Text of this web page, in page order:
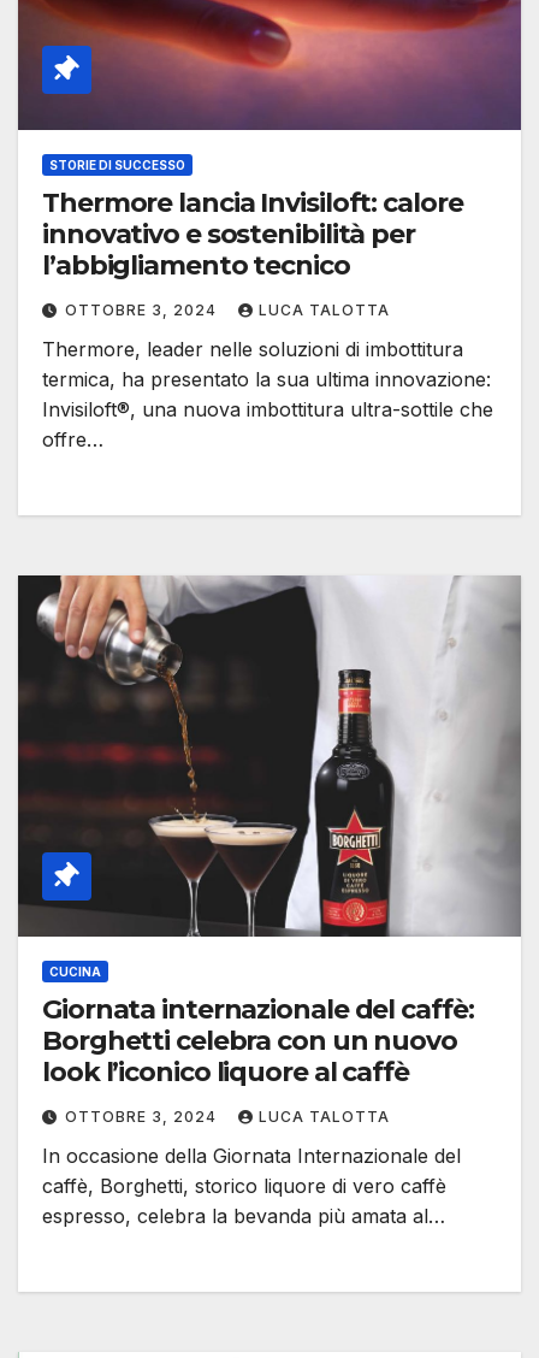
STORIE DI SUCCESSO
Thermore lancia Invisiloft: calore
innovativo e sostenibilità per
l’abbigliamento tecnico
OTTOBRE 3, 2024 LUCA TALOTTA
Thermore, leader nelle soluzioni di imbottitura
termica, ha presentato la sua ultima innovazione:
Invisiloft®, una nuova imbottitura ultra-sottile che
offre…
CUCINA
Giornata internazionale del caffè:
Borghetti celebra con un nuovo
look l’iconico liquore al caffè
OTTOBRE 3, 2024 LUCA TALOTTA
In occasione della Giornata Internazionale del
caffè, Borghetti, storico liquore di vero caffè
espresso, celebra la bevanda più amata al…